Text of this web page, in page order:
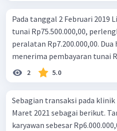
Pada tanggal 2 Februari 2019
tunai Rp75.500.000,00,
peralatan Rp7.200.000,00.
menerima pembayaran tunai
2 5.0
Sebagian transaksi pada
Maret 2021 sebagai berikut. Tanggal 2 Maret dibayar gaji
karyawan sebesar Rp6.000.000,00. Tanggal 8 Maret